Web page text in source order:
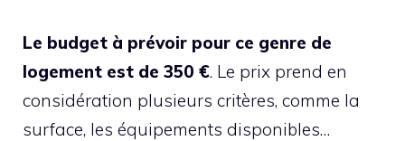
Le budget à prévoir pour ce genre de
logement est de 350 €. Le prix prend en
considération plusieurs critères, comme la
surface, les équipements disponibles…